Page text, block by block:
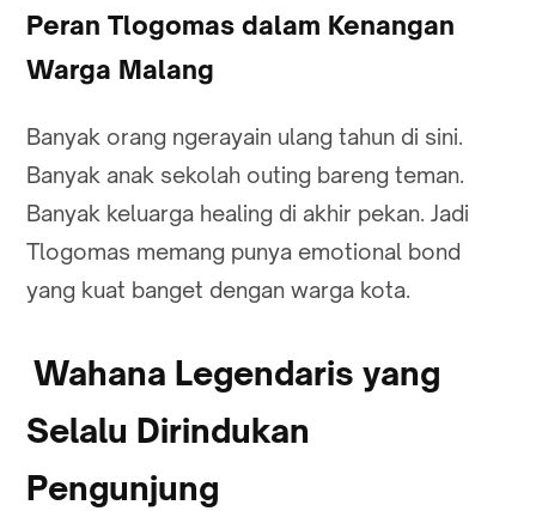
Peran Tlogomas dalam Kenangan
Warga Malang
Banyak orang ngerayain ulang tahun di sini.
Banyak anak sekolah outing bareng teman.
Banyak keluarga healing di akhir pekan. Jadi
Tlogomas memang punya emotional bond
yang kuat banget dengan warga kota.
Wahana Legendaris yang
Selalu Dirindukan
Pengunjung